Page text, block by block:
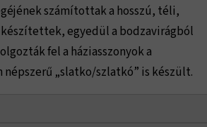
számítottak a hosszú, téli,
egyedül a bodzavirágból
fel a háziasszonyok a
népszerű „slatko/szlatkó” is készült.